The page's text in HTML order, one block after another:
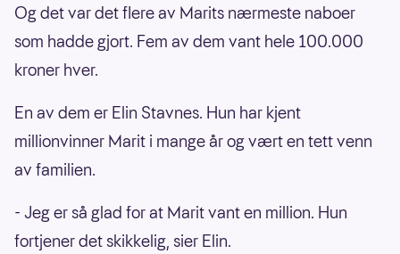
Og det var det flere av Marits nærmeste naboer
som hadde gjort. Fem av dem vant hele 100.000
kroner hver.
En av dem er Elin Stavnes. Hun har kjent
millionvinner Marit i mange år og vært en tett venn
av familien.
- Jeg er så glad for at Marit vant en million. Hun
fortjener det skikkelig, sier Elin.